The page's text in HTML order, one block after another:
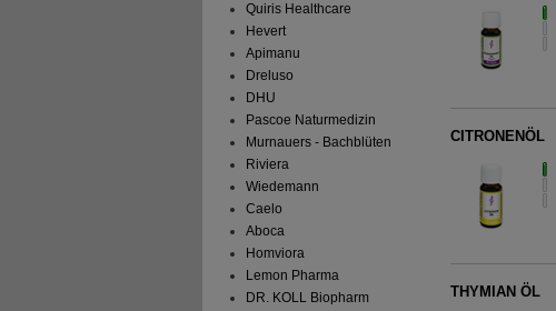
Quiris Healthcare
Hevert
Apimanu
Dreluso
DHU
Pascoe Naturmedizin
Murnauers - Bachblüten
Riviera
Wiedemann
Caelo
Aboca
Homviora
Lemon Pharma
DR. KOLL Biopharm
CITRONENÖL
THYMIAN ÖL